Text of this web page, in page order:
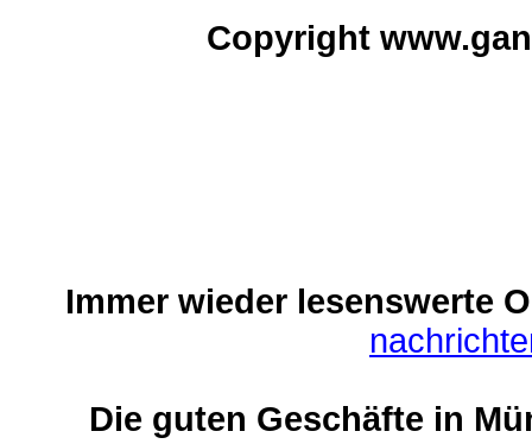
Copyright
Immer wieder lesenswerte
Die guten Geschäfte in